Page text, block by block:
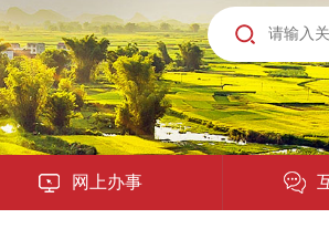
网上办事